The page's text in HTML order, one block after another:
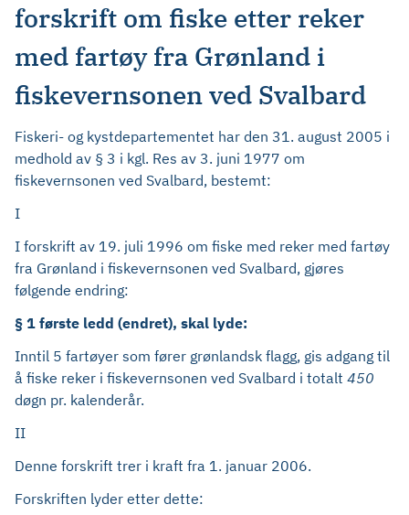
forskrift om fiske etter reker
med fartøy fra Grønland i
fiskevernsonen ved Svalbard
Fiskeri- og kystdepartementet har den 31. august 2005 i
medhold av § 3 i kgl. Res av 3. juni 1977 om
fiskevernsonen ved Svalbard, bestemt:
I
I forskrift av 19. juli 1996 om fiske med reker med fartøy
fra Grønland i fiskevernsonen ved Svalbard, gjøres
følgende endring:
§ 1 første ledd (endret), skal lyde:
Inntil 5 fartøyer som fører grønlandsk flagg, gis adgang til
å fiske reker i fiskevernsonen ved Svalbard i totalt 450
døgn pr. kalenderår.
II
Denne forskrift trer i kraft fra 1. januar 2006.
Forskriften lyder etter dette: